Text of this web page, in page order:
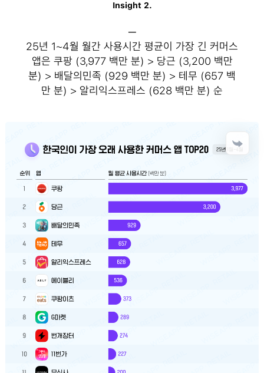
Insight 2.
─
25년 1~4월 월간 사용시간 평균이 가장 긴 커머스
앱은 쿠팡 (3,977 백만 분) > 당근 (3,200 백만
분) > 배달의민족 (929 백만 분) > 테무 (657 백
만 분) > 알리익스프레스 (628 백만 분) 순